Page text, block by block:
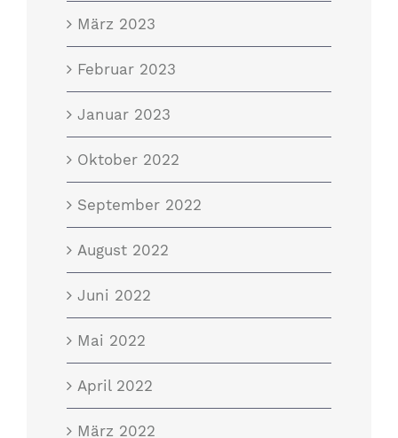
März 2023
Februar 2023
Januar 2023
Oktober 2022
September 2022
August 2022
Juni 2022
Mai 2022
April 2022
März 2022